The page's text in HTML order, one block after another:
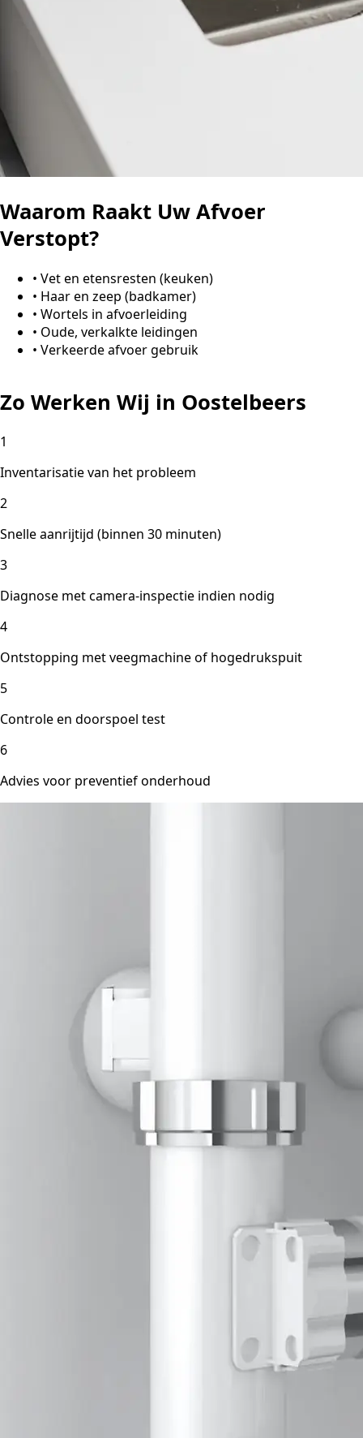
Waarom Raakt Uw Afvoer
Verstopt?
• Vet en etensresten (keuken)
• Haar en zeep (badkamer)
• Wortels in afvoerleiding
• Oude, verkalkte leidingen
• Verkeerde afvoer gebruik
Zo Werken Wij in Oostelbeers
1
Inventarisatie van het probleem
2
Snelle aanrijtijd (binnen 30 minuten)
3
Diagnose met camera-inspectie indien nodig
4
Ontstopping met veegmachine of hogedrukspuit
5
Controle en doorspoel test
6
Advies voor preventief onderhoud